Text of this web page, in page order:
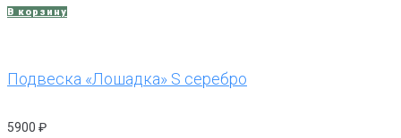
В корзину
Подвеска «Лошадка» S серебро
5900 ₽